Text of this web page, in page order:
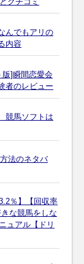
んでもアリの
内容
版]瞬間恋愛会
者のレビュー
競馬ソフトは
法のネタバ
％】【回収率
な競馬をしな
ュアル【ドリ